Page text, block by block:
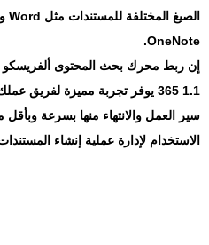
OneNote.
365 1.1 يوفر تجربة مميزة
سير العمل والانتهاء منها بسرعة
الاستخدام لإدارة عملية إنشاء